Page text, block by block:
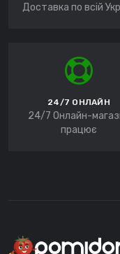
Доставка по всій
24/7 ОНЛАЙН
24/7 Онлайн-
працює